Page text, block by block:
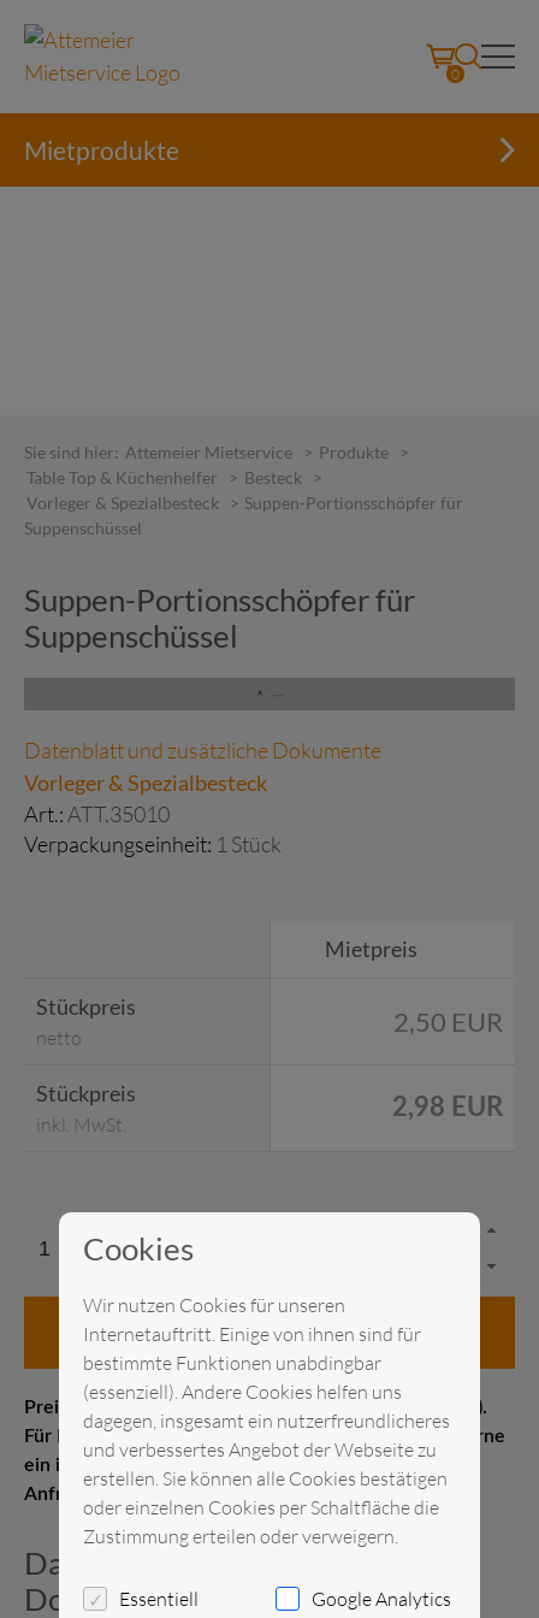
0
Mietprodukte
content
Sie sind hier: Attemeier Mietservice > Produkte
>
Table Top & Küchenhelfer
> Besteck
>
Vorleger & Spezialbesteck
> Suppen-Portionsschöpfer für
Suppenschüssel
Suppen-Portionsschöpfer für
Suppenschüssel
Datenblatt und zusätzliche Dokumente
Vorleger & Spezialbesteck
Art.: ATT.35010
Verpackungseinheit: 1 Stück
Mietpreis
Stückpreis
netto 2,50 EUR
Stückpreis
inkl. MwSt.
2,98 EUR
in den Anfragekorb
Preis pro Stück Messelistenpreis (1–21 Kalendertage).
Für Kurz- oder Langzeitmieten erstellen wir Ihnen gerne
ein individuelles Angebot. Senden Sie uns gerne eine
Anfrage.
Datenblatt und zusätzliche
Dokumente
Cookies
Wir nutzen Cookies für unseren
Internetauftritt. Einige von ihnen sind für
bestimmte Funktionen unabdingbar
(essenziell). Andere Cookies helfen uns
dagegen, insgesamt ein nutzerfreundlicheres
und verbessertes Angebot der Webseite zu
erstellen. Sie können alle Cookies bestätigen
oder einzelnen Cookies per Schaltfläche die
Zustimmung erteilen oder verweigern.
Essentiell Google Analytics